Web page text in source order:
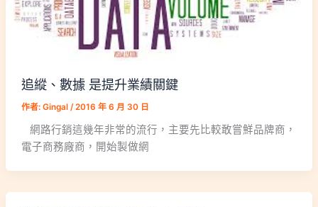
追縱、數據 是提升業績關鍵
作者: Gingal /2016 年 6 月 30 日
網路行銷這幾年非常的流行，主要先比較敢嘗鮮品牌商，
電子商務廠商，開始製做網